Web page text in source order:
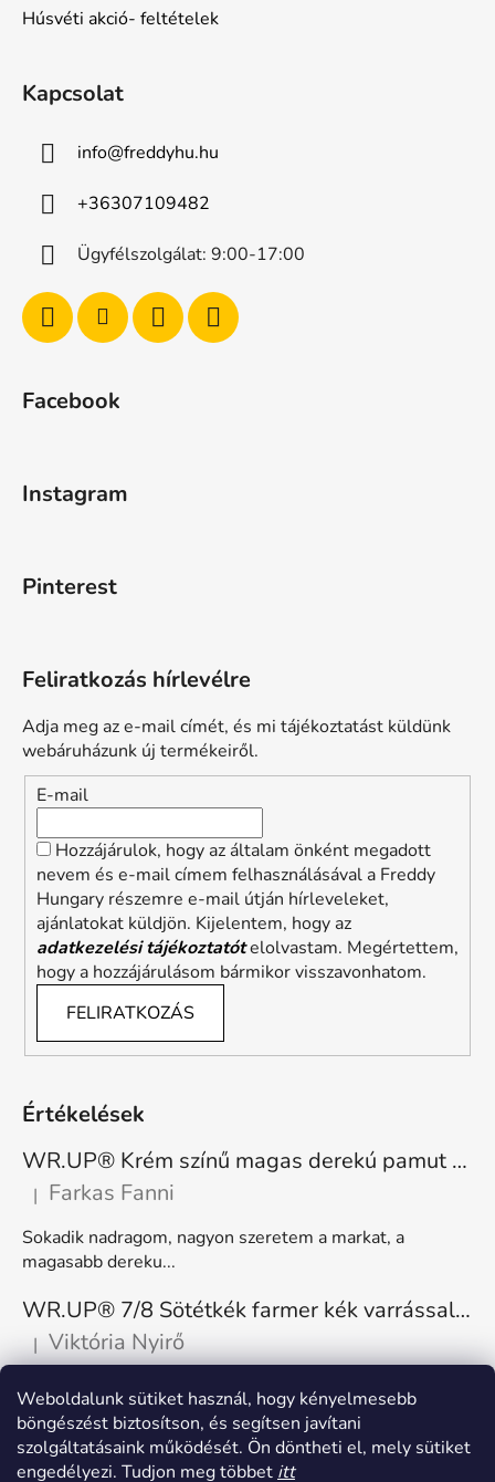
Weboldalunk sütiket használ, hogy kényelmesebb
böngészést biztosítson, és segítsen javítani
szolgáltatásaink működését. Ön döntheti el, mely sütiket
engedélyezi. Tudjon meg többet itt
Húsvéti akció- feltételek
Kapcsolat
info@freddyhu.hu
+36307109482
Ügyfélszolgálat: 9:00-17:00
Facebook
Instagram
Pinterest
Feliratkozás hírlevélre
Adja meg az e-mail címét, és mi tájékoztatást küldünk
webáruházunk új termékeiről.
E-mail
Hozzájárulok, hogy az általam önként megadott
nevem és e-mail címem felhasználásával a Freddy
Hungary részemre e-mail útján hírleveleket,
ajánlatokat küldjön. Kijelentem, hogy az
adatkezelési tájékoztatótelolvastam. Megértettem,
hogy a hozzájárulásom bármikor visszavonhatom.
FELIRATKOZÁS
Értékelések
WR.UP® Krém színű magas derekú pamut nadrág RE(MOVE) WRUP1HC001ORG, Z40
A termék értékelése 5-ből 5 csillag.
| Farkas Fanni
Sokadik nadragom, nagyon szeretem a markat, a
magasabb dereku...
WR.UP® 7/8 Sötétkék farmer kék varrással, superskinny RE(MOVE) WRUP4RC002ORG, J0B
A termék értékelése 5-ből 5 csillag.
| Viktória Nyirő
Nagyon kényelmes, rugalmas. Méretnek megfelelő.